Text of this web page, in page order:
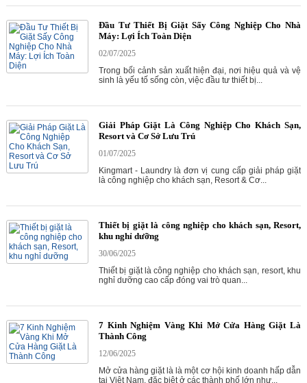
Đầu Tư Thiết Bị Giặt Sấy Công Nghiệp Cho Nhà
Máy: Lợi Ích Toàn Diện
02/07/2025
Trong bối cảnh sản xuất hiện đại, nơi hiệu quả và vệ
sinh là yếu tố sống còn, việc đầu tư thiết bị...
Giải Pháp Giặt Là Công Nghiệp Cho Khách Sạn,
Resort và Cơ Sở Lưu Trú
01/07/2025
Kingmart - Laundry là đơn vị cung cấp giải pháp giặt
là công nghiệp cho khách sạn, Resort & Cơ...
Thiết bị giặt là công nghiệp cho khách sạn, Resort,
khu nghỉ dưỡng
30/06/2025
Thiết bị giặt là công nghiệp cho khách sạn, resort, khu
nghỉ dưỡng cao cấp đóng vai trò quan...
7 Kinh Nghiệm Vàng Khi Mở Cửa Hàng Giặt Là
Thành Công
12/06/2025
Mở cửa hàng giặt là là một cơ hội kinh doanh hấp dẫn
tại Việt Nam, đặc biệt ở các thành phố lớn như...